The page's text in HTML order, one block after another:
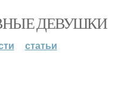
ДЕВУШКИ
статьи